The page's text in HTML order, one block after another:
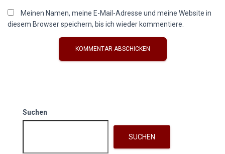
Meinen Namen, meine E-Mail-Adresse und meine Website in
diesem Browser speichern, bis ich wieder kommentiere.
Suchen
SUCHEN